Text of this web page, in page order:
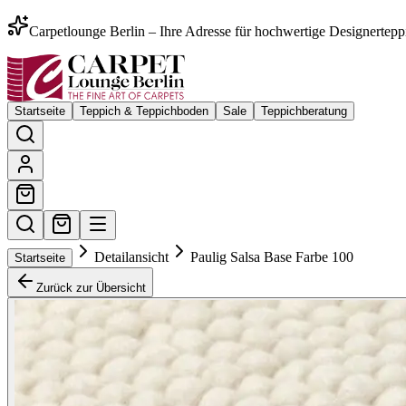
Carpetlounge Berlin – Ihre Adresse für hochwertige
Startseite Teppich & Teppichboden Sale Teppichberatung
Startseite Detailansicht Paulig Salsa Base Farbe 100
Zurück zur Übersicht